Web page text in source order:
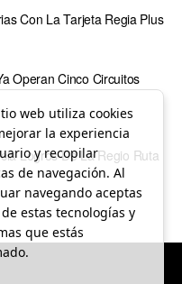
Con La Tarjeta Regia Plus
Operan Cinco Circuitos
Logros De La Regio Ruta
web utiliza cookies
la experiencia
y recopilar
de navegación. Al
navegando aceptas
estas tecnologías y
que estás